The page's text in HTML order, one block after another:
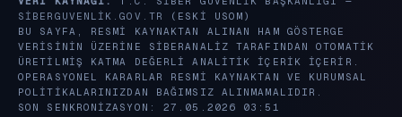
SIBERGUVENLIK.GOV.TR
(ESKI USOM)
BU SAYFA, RESMI KAYNAKTAN ALINAN HAM GÖSTERGE
VERISININ ÜZERINE SIBERANALIZ TARAFINDAN OTOMATIK
ÜRETILMIŞ KATMA DEĞERLI ANALITIK IÇERIK IÇERIR.
OPERASYONEL KARARLAR RESMI KAYNAKTAN VE KURUMSAL
POLITIKALARINIZDAN BAĞIMSIZ ALINMAMALIDIR.
SON SENKRONIZASYON: 27.05.2026 03:51